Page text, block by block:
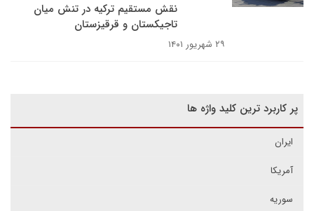
نقش مستقیم ترکیه در تنش میان
تاجیکستان و قرقیزستان
۲۹ شهریور ۱۴۰۱
پر کاربرد ترین کلید واژه ها
ایران
آمریکا
سوریه